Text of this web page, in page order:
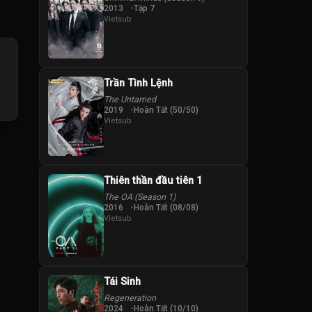
2013 Tập 7
Vietsub
Trần Tình Lệnh
The Untamed
2019 Hoàn Tất (50/50)
Vietsub
Thiên thần đầu tiên 1
The OA (Season 1)
2016 Hoàn Tất (08/08)
Vietsub
Tái Sinh
Regeneration
2024 Hoàn Tất (10/10)